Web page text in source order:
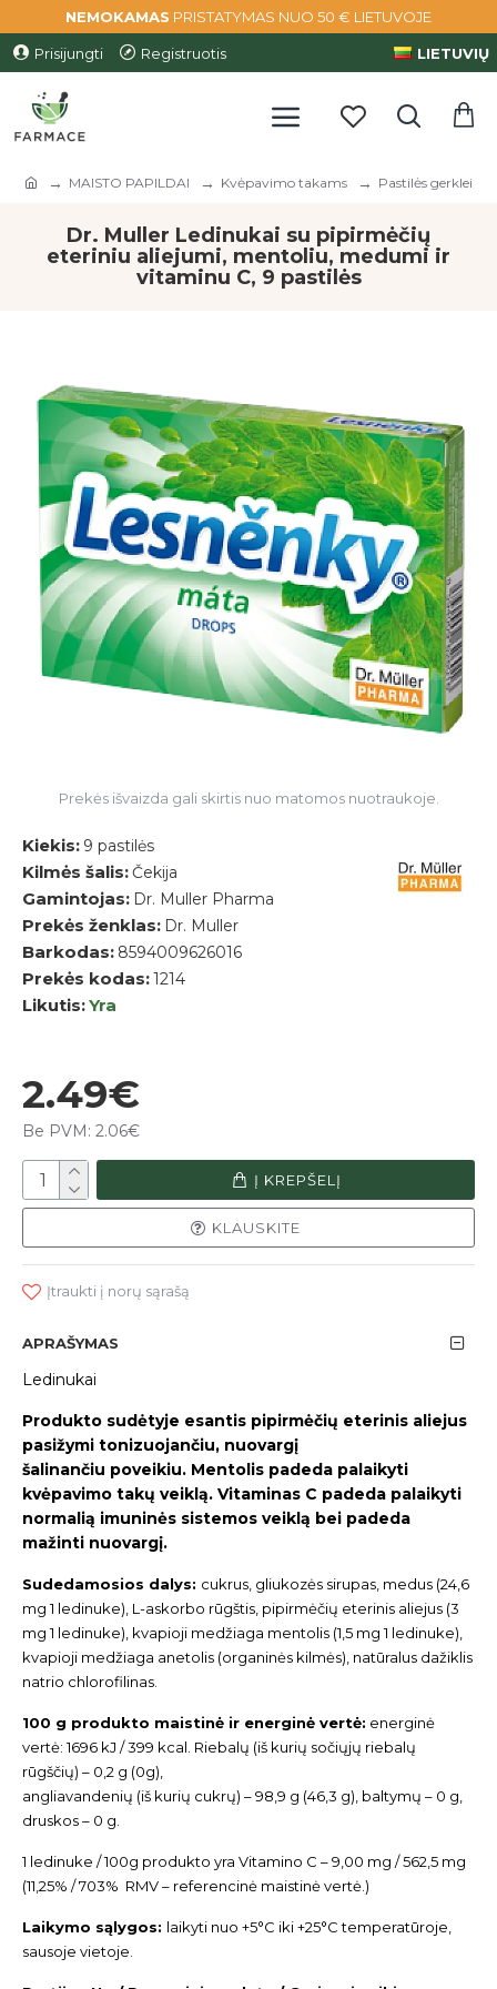
NEMOKAMAS PRISTATYMAS NUO 50 € LIETUVOJE
Prisijungti Registruotis LIETUVIŲ
MAISTO PAPILDAI Kvėpavimo takams Pastilės gerklei
Dr. Muller Ledinukai su pipirmėčių
eteriniu aliejumi, mentoliu, medumi ir
vitaminu C, 9 pastilės
Prekės išvaizda gali skirtis nuo matomos nuotraukoje.
Kiekis: 9 pastilės
Kilmės šalis:Čekija
Gamintojas: Dr. Muller Pharma
Prekės ženklas: Dr. Muller
Barkodas: 8594009626016
Prekės kodas:1214
Likutis:Yra
2.49€
Be PVM: 2.06€
Į KREPŠELĮ
KLAUSKITE
Įtraukti į norų sąrašą
APRAŠYMAS
Ledinukai
Produkto sudėtyje esantis pipirmėčių eterinis aliejus
pasižymi tonizuojančiu, nuovargį
šalinančiu poveikiu. Mentolis padeda palaikyti
kvėpavimo takų veiklą. Vitaminas C padeda palaikyti
normalią imuninės sistemos veiklą bei padeda
mažinti nuovargį.
Sudedamosios dalys: cukrus, gliukozės sirupas, medus (24,6
mg 1 ledinuke), L-askorbo rūgštis, pipirmėčių eterinis aliejus (3
mg 1 ledinuke), kvapioji medžiaga mentolis (1,5 mg 1 ledinuke),
kvapioji medžiaga anetolis (organinės kilmės), natūralus dažiklis
natrio chlorofilinas.
100 g produkto maistinė ir energinė vertė: energinė
vertė: 1696 kJ / 399 kcal. Riebalų (iš kurių sočiųjų riebalų
rūgščių) – 0,2 g (0g),
angliavandenių (iš kurių cukrų) – 98,9 g (46,3 g), baltymų – 0 g,
druskos – 0 g.
1 ledinuke / 100g produkto yra Vitamino C – 9,00 mg / 562,5 mg
(11,25% / 703% RMV – referencinė maistinė vertė.)
Laikymo sąlygos: laikyti nuo +5°C iki +25°C temperatūroje,
sausoje vietoje.